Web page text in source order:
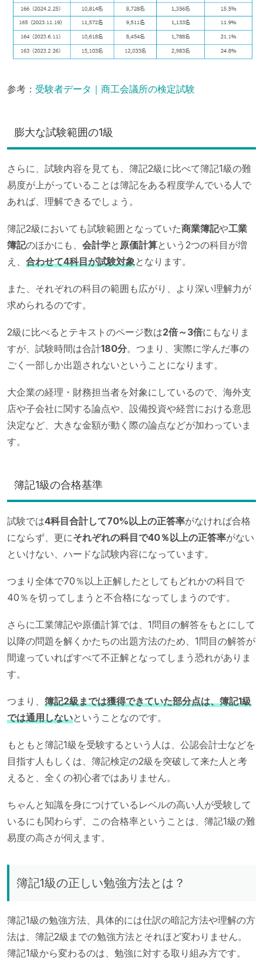
参考： 受験者データ｜商工会議所の検定試験
膨大な試験範囲の1級
さらに、試験内容を見ても、簿記2級に比べて簿記1級の難
易度が上がっていることは簿記をある程度学んでいる人で
あれば、理解できるでしょう。
簿記2級においても試験範囲となっていた商業簿記や工業
簿記のほかにも、 会計学と 原価計算という2つの科目が増
え、 合わせて4科目が試験対象となります。
また、それぞれの科目の範囲も広がり、より深い理解力が
求められるのです。
2級に比べるとテキストのページ数は2倍～3倍にもなりま
すが、試験時間は合計180分。つまり、実際に学んだ事の
ごく一部しか出題されないということになります。
大企業の経理・財務担当者を対象にしているので、海外支
店や子会社に関する論点や、設備投資や経営における意思
決定など、大きな金額が動く際の論点などが加わっていま
す。
簿記1級の合格基準
試験では4科目合計して70%以上の正答率がなければ合格
にならず、更にそれぞれの科目で40％以上の正答率がない
といけない、ハードな試験内容になっています。
つまり全体で70％以上正解したとしてもどれかの科目で
40％を切ってしまうと不合格になってしまうのです。
さらに工業簿記や原価計算では、1問目の解答をもとにして
以降の問題を解くかたちの出題方法のため、1問目の解答が
間違っていればすべて不正解となってしまう恐れがありま
す。
つまり、 簿記2級までは獲得できていた部分点は、簿記1級
では通用しないということなのです。
もともと簿記1級を受験するという人は、公認会計士などを
目指す人もしくは、簿記検定の2級を突破して来た人と考
えると、全くの初心者ではありません。
ちゃんと知識を身につけているレベルの高い人が受験して
いるにも関わらず、この合格率ということは、簿記1級の難
易度の高さが伺えます。
簿記1級の正しい勉強方法とは？
簿記1級の勉強方法、具体的には仕訳の暗記方法や理解の方
法は、簿記2級までの勉強方法とそれほど変わりません。
簿記1級から変わるのは、勉強に対する取り組み方です。